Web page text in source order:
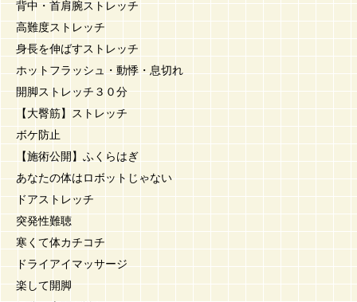
背中・首肩腕ストレッチ
高難度ストレッチ
身長を伸ばすストレッチ
ホットフラッシュ・動悸・息切れ
開脚ストレッチ３０分
【大臀筋】ストレッチ
ボケ防止
【施術公開】ふくらはぎ
あなたの体はロボットじゃない
ドアストレッチ
突発性難聴
寒くて体カチコチ
ドライアイマッサージ
楽して開脚